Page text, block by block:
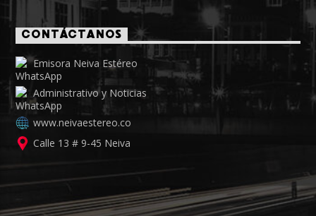
CONTÁCTANOS
Emisora Neiva Estéreo
Administrativo y Noticias
www.neivaestereo.co
Calle 13 # 9-45 Neiva